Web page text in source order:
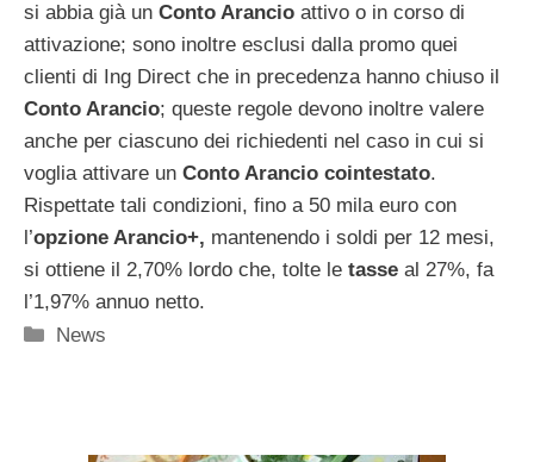
si abbia già un Conto Arancio attivo o in corso di
attivazione; sono inoltre esclusi dalla promo quei
clienti di Ing Direct che in precedenza hanno chiuso il
Conto Arancio; queste regole devono inoltre valere
anche per ciascuno dei richiedenti nel caso in cui si
voglia attivare un Conto Arancio cointestato.
Rispettate tali condizioni, fino a 50 mila euro con
l’opzione Arancio+, mantenendo i soldi per 12 mesi,
si ottiene il 2,70% lordo che, tolte le tasse al 27%, fa
l’1,97% annuo netto.
Categorie
News